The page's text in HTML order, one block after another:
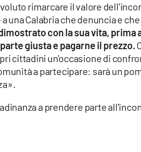
rimarcare il valore
una Calabria che denuncia e
con la sua vita, prima
giusta e pagarne il prezzo.
cittadini un'occasione di
a partecipare: sarà un
a prendere parte